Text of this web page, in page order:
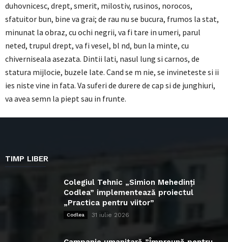
duhovnicesc, drept, smerit, milostiv, rusinos, norocos,
sfatuitor bun, bine va grai; de rau nu se bucura, frumos la stat,
minunat la obraz, cu ochi negrii, va fi tare in umeri, parul
neted, trupul drept, va fi vesel, bl nd, bun la minte, cu
chiverniseala asezata. Dintii lati, nasul lung si carnos, de
statura mijlocie, buzele late. Cand se m nie, se invineteste si ii
ies niste vine in fata. Va suferi de durere de cap si de junghiuri,
va avea semn la piept sau in frunte.
TIMP LIBER
Colegiul Tehnic „Simion Mehedinți
Codlea” implementează proiectul
„Practica pentru viitor”
Codlea 31 iulie 2026